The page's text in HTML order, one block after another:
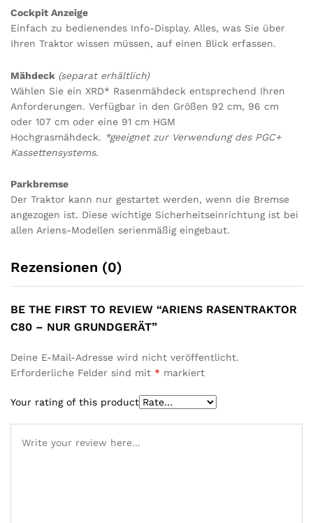
Cockpit Anzeige
Einfach zu bedienendes Info-Display. Alles, was Sie über
Ihren Traktor wissen müssen, auf einen Blick erfassen.
Mähdeck (separat erhältlich)
Wählen Sie ein XRD* Rasenmähdeck entsprechend Ihren
Anforderungen. Verfügbar in den Größen 92 cm, 96 cm
oder 107 cm oder eine 91 cm HGM
Hochgrasmähdeck. *geeignet zur Verwendung des PGC+
Kassettensystems.
Parkbremse
Der Traktor kann nur gestartet werden, wenn die Bremse
angezogen ist. Diese wichtige Sicherheitseinrichtung ist bei
allen Ariens-Modellen serienmäßig eingebaut.
Rezensionen (0)
BE THE FIRST TO REVIEW “ARIENS RASENTRAKTOR
C80 – NUR GRUNDGERÄT”
Deine E-Mail-Adresse wird nicht veröffentlicht.
Erforderliche Felder sind mit * markiert
Your rating of this product